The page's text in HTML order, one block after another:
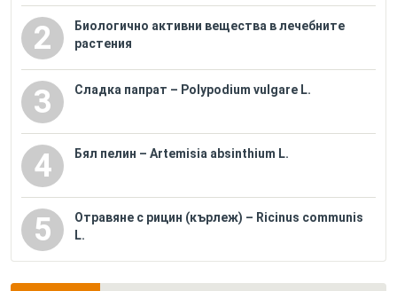
2
Биологично активни вещества в лечебните
растения
3 Сладка папрат – Polypodium vulgare L.
4 Бял пелин – Artemisia absinthium L.
5
Отравяне с рицин (кърлеж) – Ricinus communis
L.